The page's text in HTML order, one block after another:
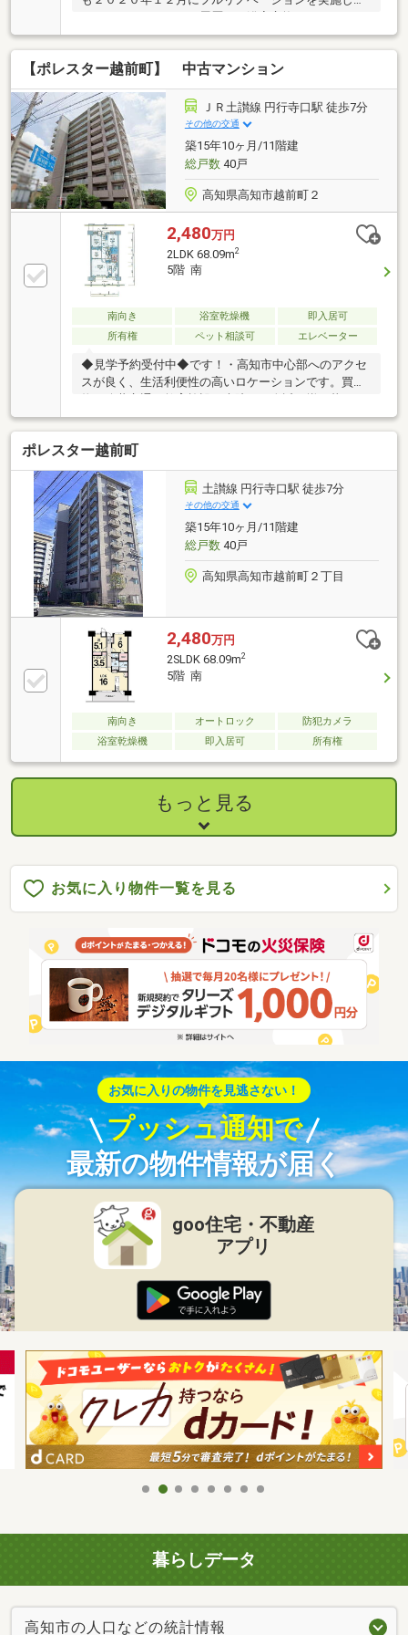
グ交換・給湯器交換・キッチン交換・スイッチ交換・
コンセント交換・建具交換・鍵交換）
【ポレスター越前町】 中古マンション
ＪＲ土讃線 円行寺口駅 徒歩7分
その他の交通
築15年10ヶ月/11階建
総戸数40戸
高知県高知市越前町２
2,480万円
2LDK 68.09m2
5階 南
南向き 浴室乾燥機
即入居可
所有権
ペット相談可 エレベーター
◆見学予約受付中◆です！・高知市中心部へのアクセ
スが良く、生活利便性の高いロケーションです。買い
物、公共交通、教育施設、病院など身近に揃い暮らし
やすさも、お出かけのしやすさも◎・徒歩10分以内に
教育施設が揃う、充実の子育て環境♪お子様の通学に
無理ない距離で安心♪・大切なペットと暮らせるお部
屋です。（条件有）【周辺環境】・小高坂小学校240
ｍ（徒歩約3分）・城西中学校450ｍ（徒歩約6分）
ポレスター越前町
土讃線 円行寺口駅 徒歩7分
その他の交通
築15年10ヶ月/11階建
総戸数40戸
高知県高知市越前町２丁目
2,480万円
2SLDK 68.09m2
5階 南
南向き オートロック
防犯カメラ
浴室乾燥機
即入居可 所有権
もっと見る
お気に入り物件一覧を見る
お気に入りの物件を見逃さない！
プッシュ通知で
最新の物件情報が届く
goo住宅・不動産
アプリ
暮らしデータ
高知市の人口などの統計情報